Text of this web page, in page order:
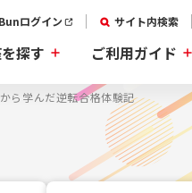
ログイン サイト内検索
探す ご利用ガイド
ら学んだ逆転合格体験記